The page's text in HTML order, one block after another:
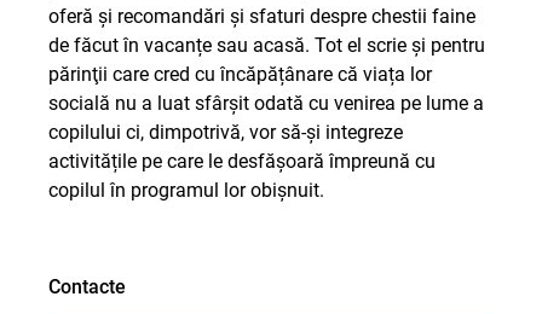
oferă și recomandări şi sfaturi despre chestii faine
de făcut în vacanțe sau acasă. Tot el scrie și pentru
părinţii care cred cu încăpățânare că viața lor
socială nu a luat sfârșit odată cu venirea pe lume a
copilului ci, dimpotrivă, vor să-și integreze
activitățile pe care le desfășoară împreună cu
copilul în programul lor obișnuit.
Contacte